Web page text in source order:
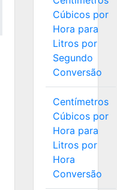
Cúbicos por
Hora para
Litros por
Segundo
Conversão
Centímetros
Cúbicos por
Hora para
Litros por
Hora
Conversão